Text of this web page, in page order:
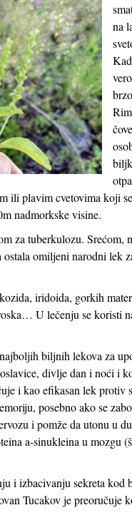
na
ili plavim cvetovima koji
nadmorkske visine.
za tuberkulozu.
omiljeni narodni lek
iridoida, gorkih
U lečenju se koristi
biljnih lekova za
divlje dan i noći i
i kao efikasan lek
posebno ako se
i pomže da utonu u
a-sinukleina u mozgu
i izbacivanju sekreta kod
Tucakov je preoručuje